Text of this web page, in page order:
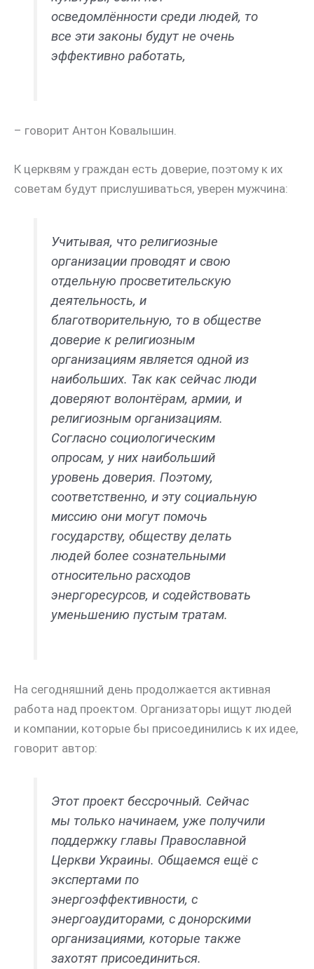
осведомлённости среди людей, то
все эти законы будут не очень
эффективно работать,
– говорит Антон Ковалышин.
К церквям у граждан есть доверие, поэтому к их
советам будут прислушиваться, уверен мужчина:
Учитывая, что религиозные
организации проводят и свою
отдельную просветительскую
деятельность, и
благотворительную, то в обществе
доверие к религиозным
организациям является одной из
наибольших. Так как сейчас люди
доверяют волонтёрам, армии, и
религиозным организациям.
Согласно социологическим
опросам, у них наибольший
уровень доверия. Поэтому,
соответственно, и эту социальную
миссию они могут помочь
государству, обществу делать
людей более сознательными
относительно расходов
энергоресурсов, и содействовать
уменьшению пустым тратам.
На сегодняшний день продолжается активная
работа над проектом. Организаторы ищут людей
и компании, которые бы присоединились к их идее,
говорит автор:
Этот проект бессрочный. Сейчас
мы только начинаем, уже получили
поддержку главы Православной
Церкви Украины. Общаемся ещё с
экспертами по
энергоэффективности, с
энергоаудиторами, с донорскими
организациями, которые также
захотят присоединиться.